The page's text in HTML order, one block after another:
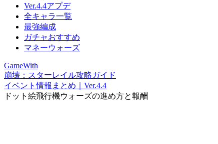
Ver.4.4アプデ
全キャラ一覧
最強編成
ガチャおすすめ
マネーウォーズ
GameWith
崩壊：スターレイル攻略ガイド
イベント情報まとめ｜Ver.4.4
ドット絵飛行機ウォーズの進め方と報酬